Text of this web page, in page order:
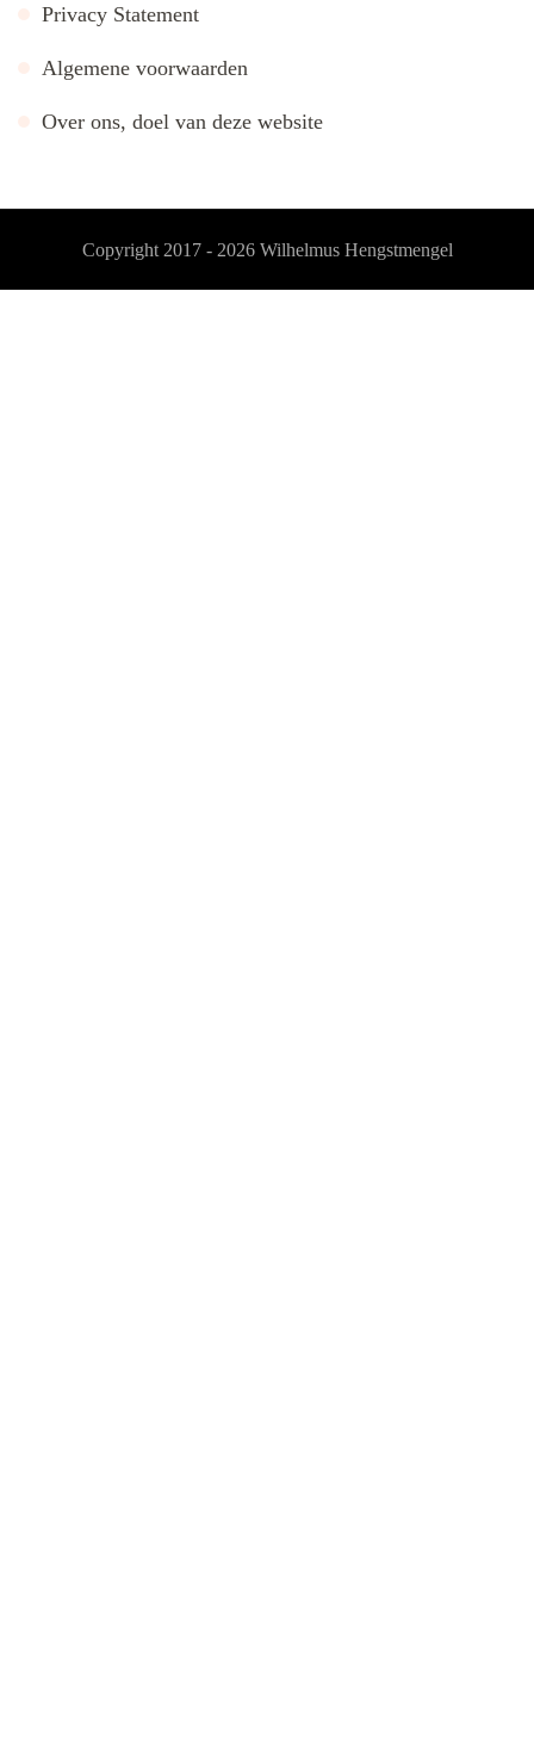
Privacy Statement
Algemene voorwaarden
Over ons, doel van deze website
Copyright 2017 - 2026 Wilhelmus Hengstmengel